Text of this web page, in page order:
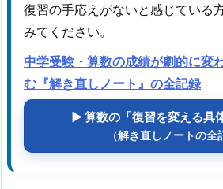
復習の手応えがないと感じている
みてください。
中学受験・算数の成績が劇的に変
む『解き直しノート』の全記録
▶ 算数の「復習を変える具
（解き直しノートの全